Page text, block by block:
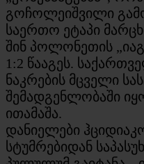
გოჩოლეიშვილი
საერთო ეტაპი
შინ პოლონეთის
1:2 წააგეს.
ნაკრების მცველი
შემადგენლობაში
ითამაშა.
დანიელები
სტუმრებიდან